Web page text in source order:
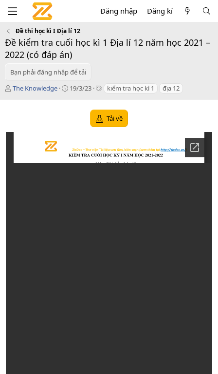
Đăng nhập Đăng kí
Đề thi học kì I Địa lí 12
Đề kiểm tra cuối học kì 1 Địa lí 12 năm học 2021 –
2022 (có đáp án)
Bạn phải đăng nhập để tải
T
ả
The Knowledge
C
n
d
19/3/23
T kiểm tra học kì 1 địa 12
Tải về